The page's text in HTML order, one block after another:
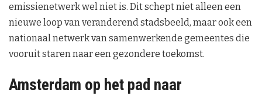
emissienetwerk wel niet is. Dit schept niet alleen een
nieuwe loop van veranderend stadsbeeld, maar ook een
nationaal netwerk van samenwerkende gemeentes die
vooruit staren naar een gezondere toekomst.
Amsterdam op het pad naar